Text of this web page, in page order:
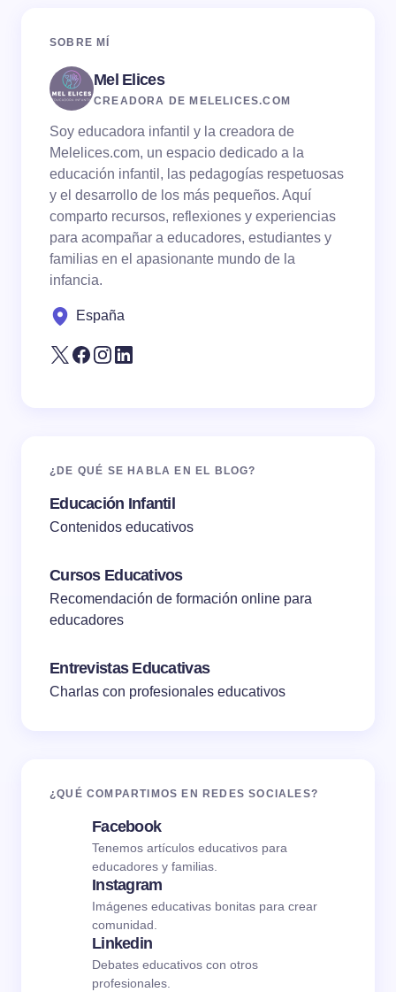
SOBRE MÍ
Mel Elices
CREADORA DE MELELICES.COM
Soy educadora infantil y la creadora de
Melelices.com, un espacio dedicado a la
educación infantil, las pedagogías respetuosas
y el desarrollo de los más pequeños. Aquí
comparto recursos, reflexiones y experiencias
para acompañar a educadores, estudiantes y
familias en el apasionante mundo de la
infancia.
España
¿DE QUÉ SE HABLA EN EL BLOG?
Educación Infantil
Contenidos educativos
Cursos Educativos
Recomendación de formación online para
educadores
Entrevistas Educativas
Charlas con profesionales educativos
¿QUÉ COMPARTIMOS EN REDES SOCIALES?
Facebook
Tenemos artículos educativos para
educadores y familias.
Instagram
Imágenes educativas bonitas para crear
comunidad.
Linkedin
Debates educativos con otros
profesionales.